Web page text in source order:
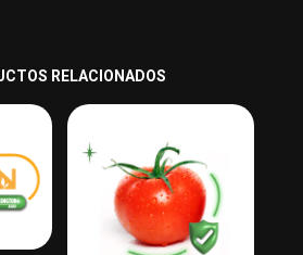
RELACIONADOS